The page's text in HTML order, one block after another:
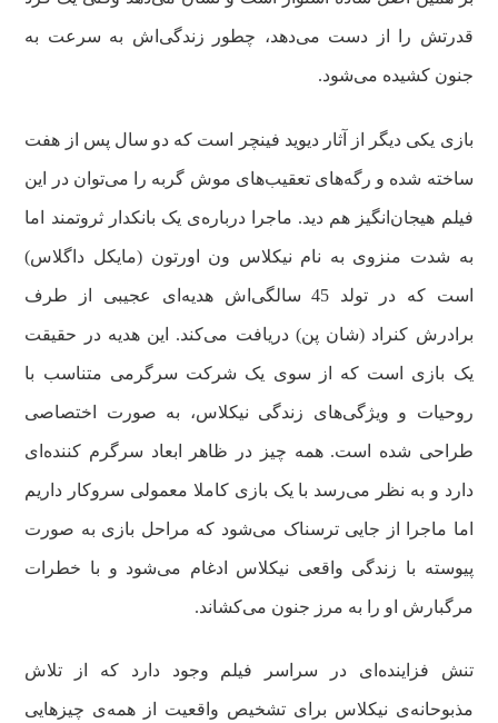
قدرتش را از دست می‌دهد، چطور زندگی‌اش به سرعت به
جنون کشیده می‌شود.
بازی یکی دیگر از آثار دیوید فینچر است که دو سال پس از هفت
ساخته شده و رگه‌های تعقیب‌های موش گربه را می‌توان در این
فیلم هیجان‌انگیز هم دید. ماجرا درباره‌ی یک بانکدار ثروتمند اما
به شدت منزوی به نام نیکلاس ون اورتون (مایکل داگلاس)
است که در تولد 45 سالگی‌اش هدیه‌ای عجیبی از طرف
برادرش کنراد (شان پن) دریافت می‌کند. این هدیه در حقیقت
یک بازی است که از سوی یک شرکت سرگرمی متناسب با
روحیات و ویژگی‌های زندگی نیکلاس، به صورت اختصاصی
طراحی شده است. همه چیز در ظاهر ابعاد سرگرم کننده‌ای
دارد و به نظر می‌رسد با یک بازی کاملا معمولی سروکار داریم
اما ماجرا از جایی ترسناک می‌شود که مراحل بازی به صورت
پیوسته با زندگی واقعی نیکلاس ادغام می‌شود و با خطرات
مرگبارش او را به مرز جنون می‌کشاند.
تنش فزاینده‌ای در سراسر فیلم وجود دارد که از تلاش
مذبوحانه‌ی نیکلاس برای تشخیص واقعیت از همه‌ی چیزهایی